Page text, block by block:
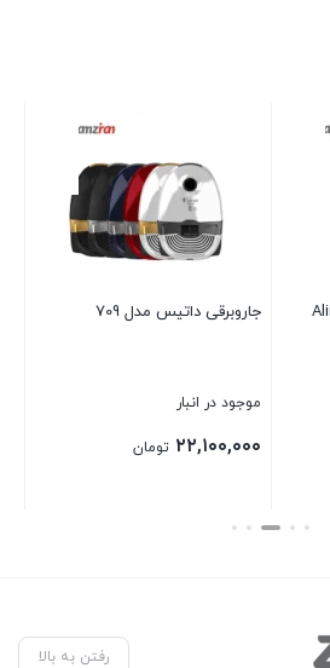
جاروبرقی داتیس مدل 709
موجود در انبار
۲۲,۱۰۰,۰۰۰ تومان
بستن
رفتن به بالا